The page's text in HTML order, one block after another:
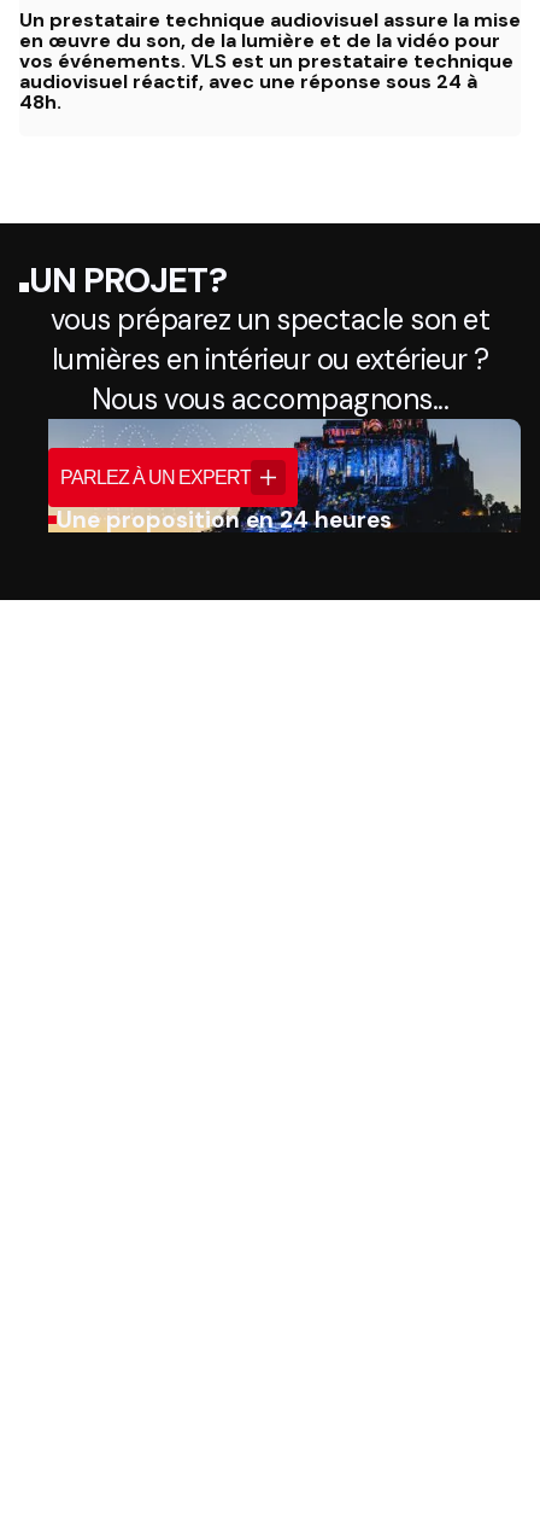
Un prestataire technique audiovisuel assure la mise
en œuvre du son, de la lumière et de la vidéo pour
vos événements. VLS est un prestataire technique
audiovisuel réactif, avec une réponse sous 24 à
48h.
UN PROJET?
vous préparez un spectacle son et
lumières en intérieur ou extérieur ?
Nous vous accompagnons...
PARLEZ À UN EXPERT
Une proposition en 24 heures